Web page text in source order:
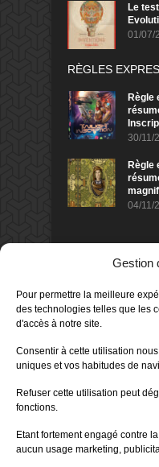
Gestion
Pour permettre la meilleure
des technologies telles que les
d'accès à notre site.
Consentir à cette utilisation
uniques et vos habitudes de
Refuser cette utilisation peut
fonctions.
Etant fortement engagé contre
aucun usage marketing,
Le
01/07/
RÈGLES
Règle
30/11/
Règle
04/11/
DERNIERS
Avis de
Sur le
Avis
Sur le
Sur le
Bella